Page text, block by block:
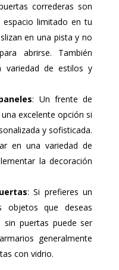
correderas son
limitado en tu
en una pista y no
abrirse. También
variedad de estilos y
: Un frente de
excelente opción si
y sofisticada.
en una variedad de
la decoración
: Si prefieres un
objetos que deseas
puertas puede ser
generalmente
con vidrio.